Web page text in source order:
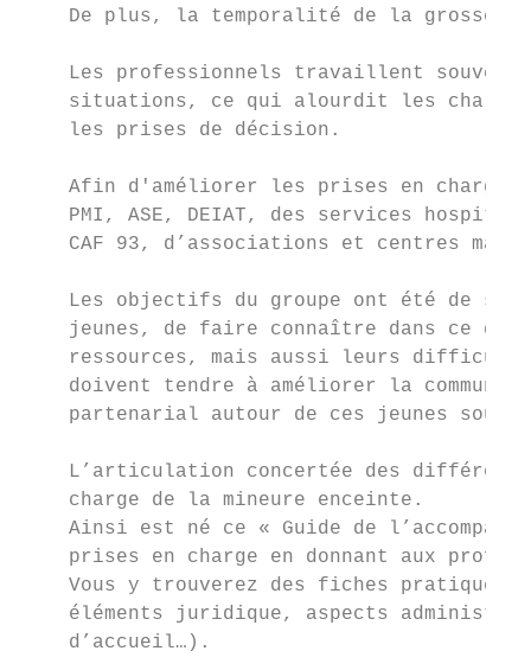
De plus, la temporalité de la
Les professionnels travaillent
situations, ce qui alourdit les
    les prises de décision.
Afin d'améliorer les prises en charge
PMI, ASE, DEIAT, des services
CAF 93, d’associations et centres
Les objectifs du groupe ont été de
jeunes, de faire connaître dans ce
ressources, mais aussi leurs
doivent tendre à améliorer la
partenarial autour de ces jeunes
L’articulation concertée des
    charge de la mineure enceinte.
Ainsi est né ce « Guide de
prises en charge en donnant aux
Vous y trouverez des fiches pratiques
éléments juridique, aspects
    d’accueil…).